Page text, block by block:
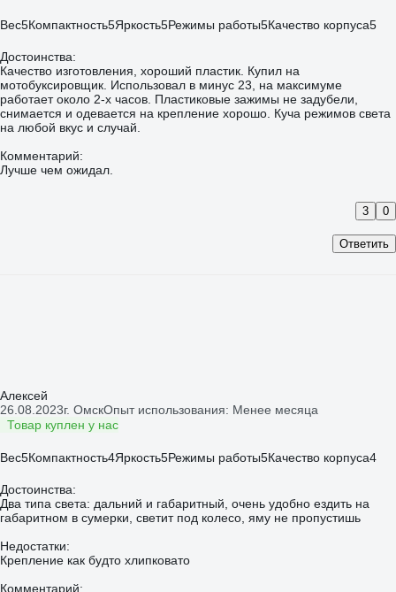
Вес5Компактность5Яркость5Режимы работы5Качество корпуса5
Достоинства:
Качество изготовления, хороший пластик. Купил на
мотобуксировщик. Использовал в минус 23, на максимуме
работает около 2-х часов. Пластиковые зажимы не задубели,
снимается и одевается на крепление хорошо. Куча режимов света
на любой вкус и случай.
Комментарий:
Лучше чем ожидал.
Ответить
3 0
Алексей
26.08.2023г. ОмскОпыт использования: Менее месяца
Товар куплен у нас
Вес5Компактность4Яркость5Режимы работы5Качество корпуса4
Достоинства:
Два типа света: дальний и габаритный, очень удобно ездить на
габаритном в сумерки, светит под колесо, яму не пропустишь
Недостатки:
Крепление как будто хлипковато
Комментарий: